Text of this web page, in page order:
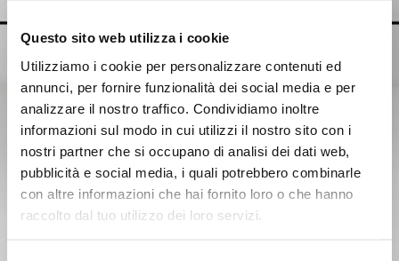
Questo sito web utilizza i cookie
Utilizziamo i cookie per personalizzare contenuti ed
annunci, per fornire funzionalità dei social media e per
analizzare il nostro traffico. Condividiamo inoltre
informazioni sul modo in cui utilizzi il nostro sito con i
nostri partner che si occupano di analisi dei dati web,
pubblicità e social media, i quali potrebbero combinarle
con altre informazioni che hai fornito loro o che hanno
raccolto dal tuo utilizzo dei loro servizi.
Un qualificato staff di architetti professionisti presta una
consulenza esperta e personale, finalizzata al “dialogo
diretto” con il costruttore